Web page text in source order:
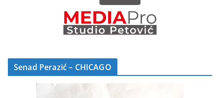
Senad Perazić – CHICAGO